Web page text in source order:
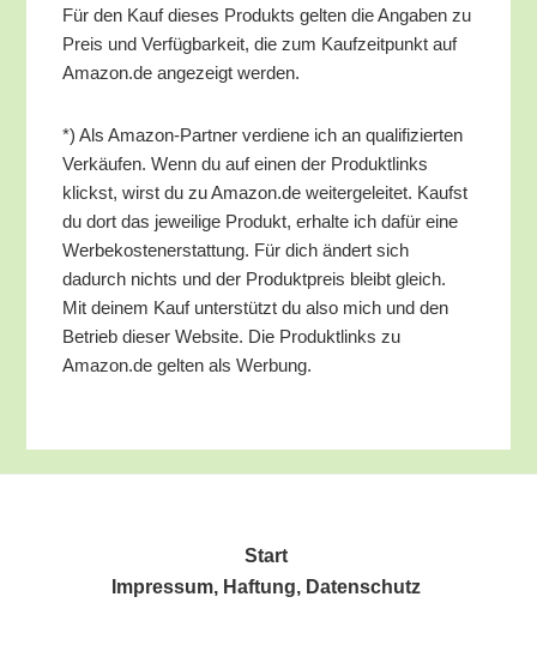
Für den Kauf die­ses Pro­dukts gel­ten die Anga­ben zu
Preis und Ver­füg­bar­keit, die zum Kauf­zeit­punkt auf
Amazon.de ange­zeigt werden.
*) Als Ama­zon-Part­ner ver­die­ne ich an qua­li­fi­zier­ten
Ver­käu­fen. Wenn du auf einen der Pro­dukt­links
klickst, wirst du zu Amazon.de wei­ter­ge­lei­tet. Kaufst
du dort das jewei­li­ge Pro­dukt, erhal­te ich dafür eine
Wer­be­kos­ten­er­stat­tung. Für dich ändert sich
dadurch nichts und der Pro­dukt­preis bleibt gleich.
Mit dei­nem Kauf unter­stützt du also mich und den
Betrieb die­ser Web­site. Die Pro­dukt­links zu
Amazon.de gel­ten als Werbung.
Start
Impres­sum, Haf­tung, Datenschutz